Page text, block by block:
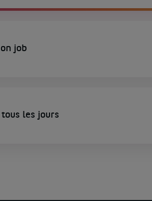
job
les jours